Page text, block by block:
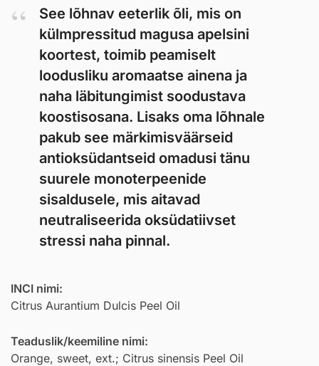
See lõhnav eeterlik õli, mis on
külmpressitud magusa apelsini
koortest, toimib peamiselt
loodusliku aromaatse ainena ja
naha läbitungimist soodustava
koostisosana. Lisaks oma lõhnale
pakub see märkimisväärseid
antioksüdantseid omadusi tänu
suurele monoterpeenide
sisaldusele, mis aitavad
neutraliseerida oksüdatiivset
stressi naha pinnal.
INCI nimi:
Citrus Aurantium Dulcis Peel Oil
Teaduslik/keemiline nimi:
Orange, sweet, ext.; Citrus sinensis Peel Oil